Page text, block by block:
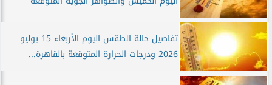
تفاصيل حالة الطقس اليوم الأربعاء 15 يوليو
2026 ودرجات الحرارة المتوقعة بالقاهرة...